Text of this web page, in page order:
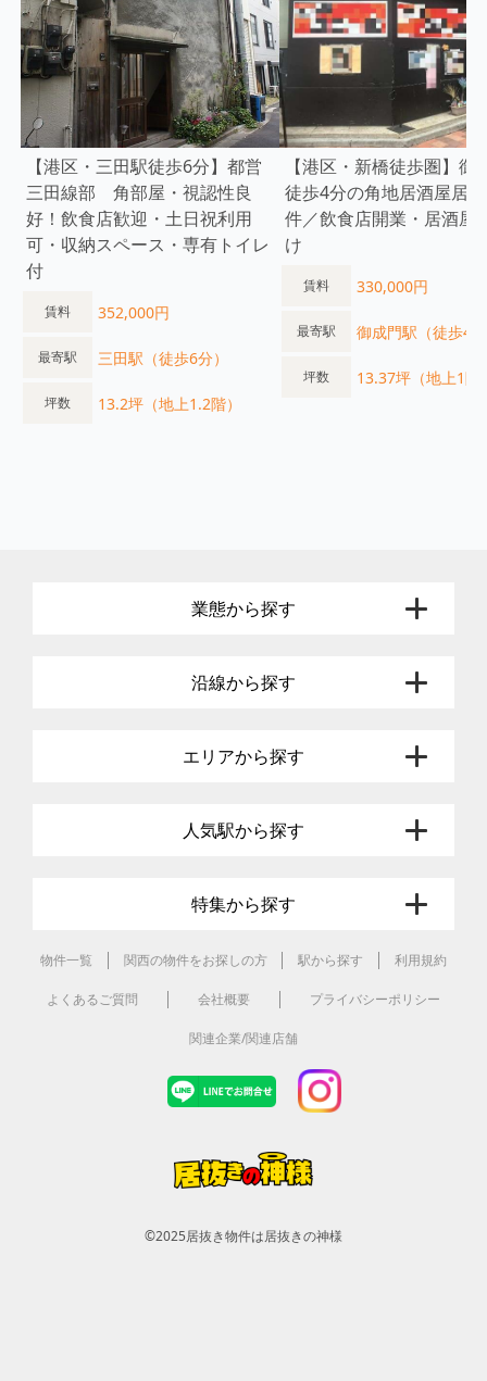
【港区・三田駅徒歩6分】都営
三⽥線部 角部屋・視認性良
好！飲食店歓迎・土日祝利用
可・収納スペース・専有トイレ
付
賃料 352,000円
最寄駅 三田駅（徒歩6分）
坪数 13.2坪（地上1.2階）
【港区・新橋徒歩圏】御
徒歩4分の角地居酒屋居
件／飲食店開業・居酒屋
け
賃料 330,000円
最寄駅 御成門駅（徒歩4
坪数 13.37坪（地上1階
業態から探す
沿線から探す
エリアから探す
人気駅から探す
特集から探す
物件一覧 関西の物件をお探しの方 駅から探す 利用規約
よくあるご質問 会社概要 プライバシーポリシー
関連企業/関連店舗
©2025居抜き物件は居抜きの神様